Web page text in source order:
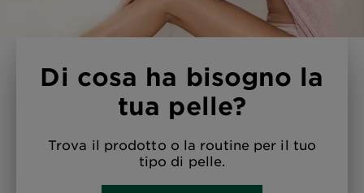
Di cosa ha bisogno la
tua pelle?
Trova il prodotto o la routine per il tuo
tipo di pelle.